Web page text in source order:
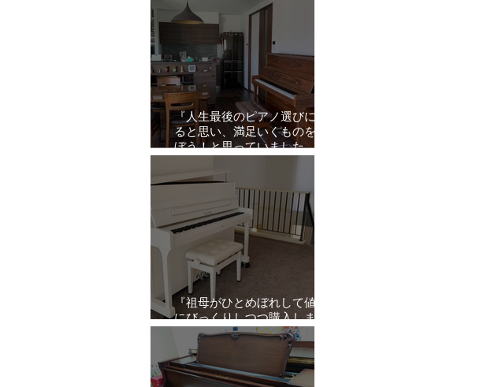
『人生最後のピアノ選びにな
ると思い、満足いくものを選
ぼう！と思っていました。』
『祖母がひとめぼれして値段
にびっくりしつつ購入しまし
た。』オーナーズボイスVol.8